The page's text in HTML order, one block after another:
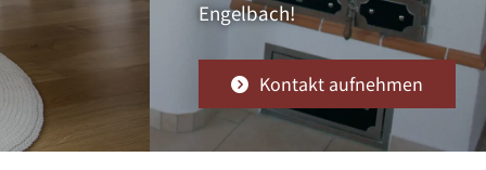
Kontakt aufnehmen